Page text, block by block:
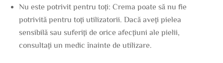
Nu este potrivit pentru toți: Crema poate să nu fie
potrivită pentru toți utilizatorii. Dacă aveți pielea
sensibilă sau suferiți de orice afecțiuni ale pielii,
consultați un medic înainte de utilizare.